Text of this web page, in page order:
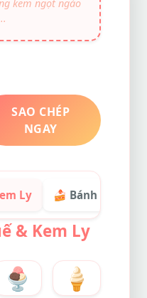
SAO CHÉP
NGAY
Ly 🍰 Bánh Ngọt &
& Kem Ly
🍨
🍦